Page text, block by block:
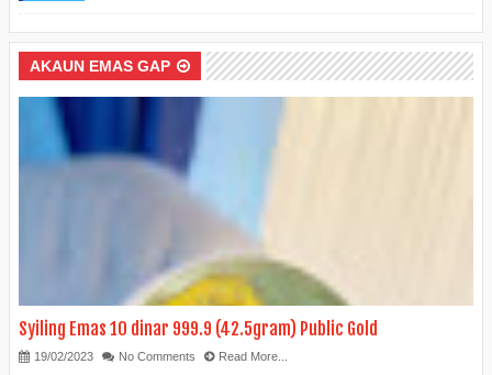
AKAUN EMAS GAP
Syiling Emas 10 dinar 999.9 (42.5gram) Public Gold
19/02/2023 No Comments Read More...